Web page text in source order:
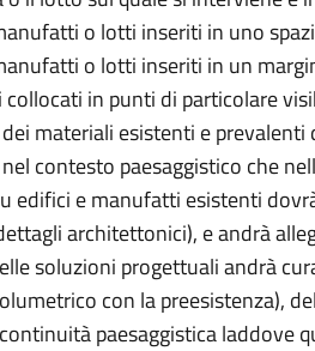
o lotti inseriti in uno
o lotti inseriti in un
in punti di particolare
materiali esistenti e
contesto paesaggistico che
edifici e manufatti esistenti
architettonici), e andrà
soluzioni progettuali andrà
con la preesistenza),
paesaggistica laddove